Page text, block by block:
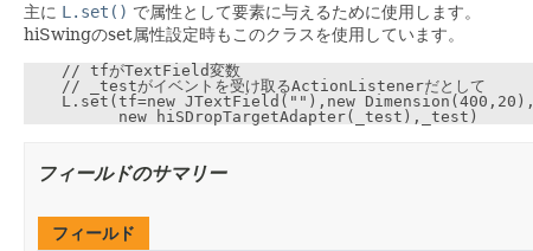
主に L.set() で属性として要素に与えるために使用します。
hiSwingのset属性設定時もこのクラスを使用しています。
    // tfがTextField変数
    // _testがイベントを受け取るActionListenerだとして
    L.set(tf=new JTextField(""),new Dimension(400,20),
フィールドのサマリー
フィールド